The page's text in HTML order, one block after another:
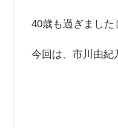
40歳も過ぎました
今回は、市川由紀